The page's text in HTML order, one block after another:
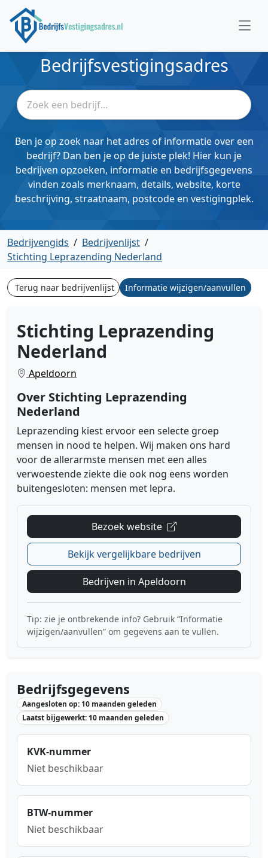
Bedrijfsvestigingsadres
Ben je op zoek naar het adres of informatie over een
bedrijf? Dan ben je op de juiste plek! Hier kun je
bedrijven opzoeken, informatie en bedrijfsgegevens
vinden zoals merknaam, details, website, korte
beschrijving, straatnaam, postcode en vestigingplek.
Bedrijvengids / Bedrijvenlijst /
Stichting Leprazending Nederland
Terug naar bedrijvenlijst Informatie wijzigen/aanvullen
Stichting Leprazending
Nederland
Apeldoorn
Over Stichting Leprazending
Nederland
Leprazending kiest ervoor een selecte groep
mensen in nood te helpen. Wij maken ons hard
voor de allerarmste mensen met een alles
verwoestende ziekte die ook nog eens worden
buitengesloten: mensen met lepra.
Bezoek website
Bekijk vergelijkbare bedrijven
Bedrijven in Apeldoorn
Tip: zie je ontbrekende info? Gebruik “Informatie
wijzigen/aanvullen” om gegevens aan te vullen.
Bedrijfsgegevens
Aangesloten op: 10 maanden geleden
Laatst bijgewerkt: 10 maanden geleden
KVK-nummer
Niet beschikbaar
BTW-nummer
Niet beschikbaar